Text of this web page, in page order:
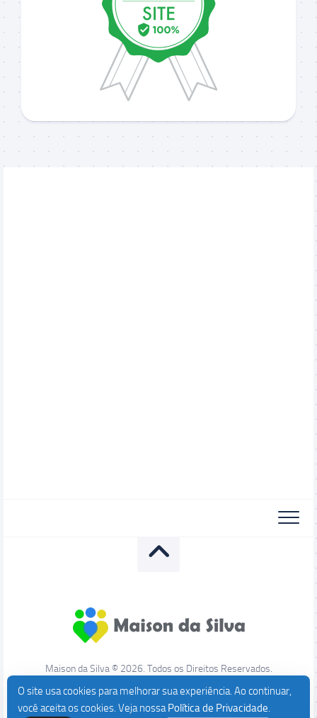
Maison da Silva © 2026. Todos os Direitos Reservados.
O site usa cookies para melhorar sua experiência. Ao continuar,
você aceita os cookies. Veja nossaPolítica de Privacidade.